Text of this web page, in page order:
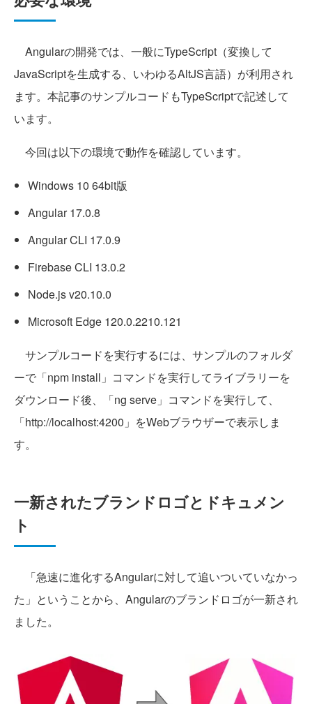
Angularの開発では、一般にTypeScript（変換して
JavaScriptを生成する、いわゆるAltJS言語）が利用され
ます。本記事のサンプルコードもTypeScriptで記述して
います。
今回は以下の環境で動作を確認しています。
Windows 10 64bit版
Angular 17.0.8
Angular CLI 17.0.9
Firebase CLI 13.0.2
Node.js v20.10.0
Microsoft Edge 120.0.2210.121
サンプルコードを実行するには、サンプルのフォルダ
ーで「npm install」コマンドを実行してライブラリーを
ダウンロード後、「ng serve」コマンドを実行して、
「http://localhost:4200」をWebブラウザーで表示しま
す。
一新されたブランドロゴとドキュメン
ト
「急速に進化するAngularに対して追いついていなかっ
た」ということから、Angularのブランドロゴが一新され
ました。